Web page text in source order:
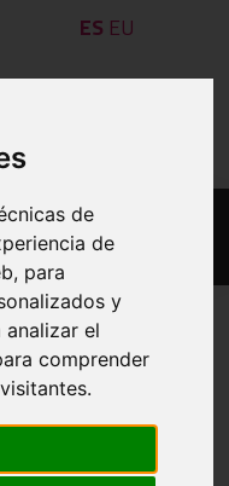
de
de
para
y
analizar el
comprender
ES EU
INPRIMATU
DE AUG DE